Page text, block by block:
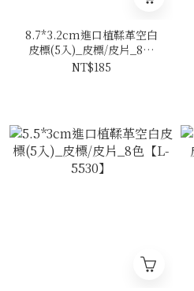
8.7*3.2cm進口植鞣革空白
皮標(5入)_皮標/皮片_8色
【L-8732】
NT$185